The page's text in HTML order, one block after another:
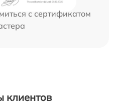
с сертификатом
клиентов